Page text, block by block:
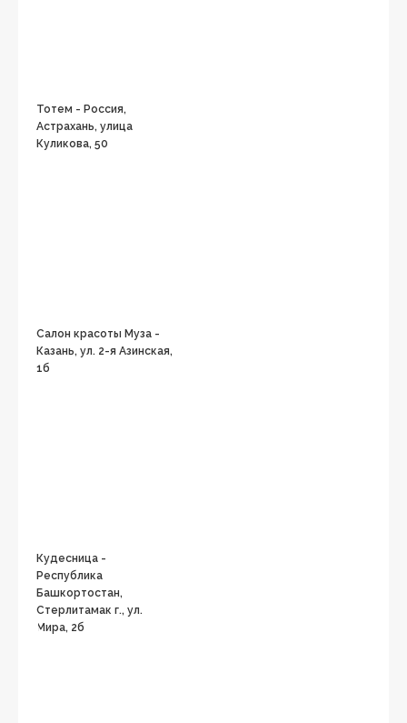
Тотем - Россия,
Астрахань, улица
Куликова, 50
Салон красоты Муза -
Казань, ул. 2-я Азинская,
1б
Кудесница -
Республика
Башкортостан,
Стерлитамак г., ул.
Мира, 2б